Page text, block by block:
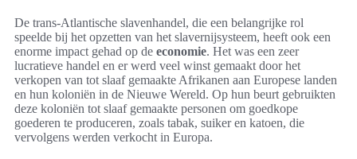
De trans-Atlantische slavenhandel, die een belangrijke rol
speelde bij het opzetten van het slavernijsysteem, heeft ook een
enorme impact gehad op de economie. Het was een zeer
lucratieve handel en er werd veel winst gemaakt door het
verkopen van tot slaaf gemaakte Afrikanen aan Europese landen
en hun koloniën in de Nieuwe Wereld. Op hun beurt gebruikten
deze koloniën tot slaaf gemaakte personen om goedkope
goederen te produceren, zoals tabak, suiker en katoen, die
vervolgens werden verkocht in Europa.